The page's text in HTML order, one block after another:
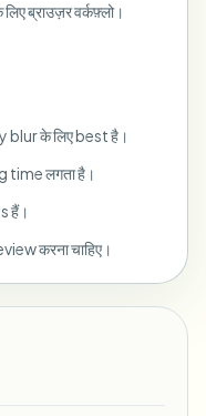
ब्राउज़र वर्कफ़्लो।
के लिए best है।
लगता है।
हैं।
करना चाहिए।